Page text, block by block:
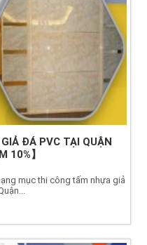
ĐÁ PVC TẠI QUẬN
10%】
mục thi công tấm nhựa giả